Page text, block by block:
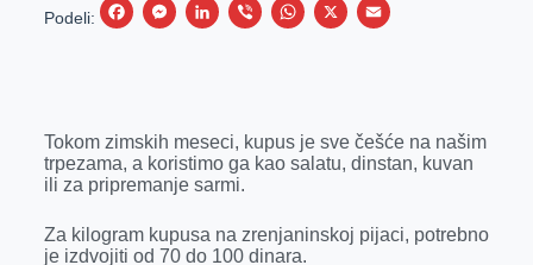
Podeli:
F
b
o
k
M
e
n
e
L
e
d
n
V
r
W
s
p
X
E
l
Tokom zimskih meseci, kupus je sve češće na našim
trpezama, a koristimo ga kao salatu, dinstan, kuvan
ili za pripremanje sarmi.
Za kilogram kupusa na zrenjaninskoj pijaci, potrebno
je izdvojiti od 70 do 100 dinara.